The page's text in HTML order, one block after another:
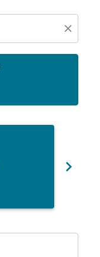
close
chevron_right